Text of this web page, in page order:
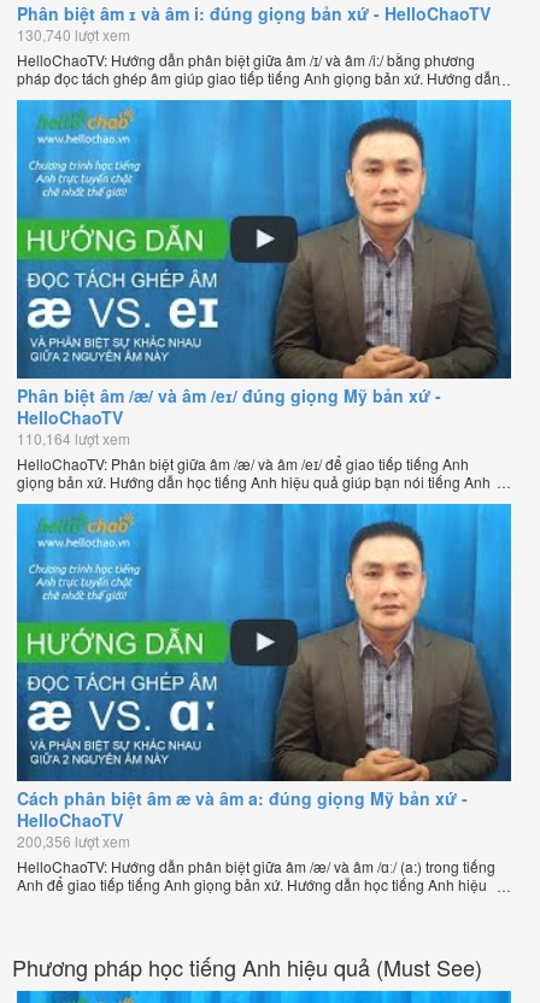
Phân biệt âm ɪ và âm i: đúng giọng bản xứ - HelloChaoTV
130,740 lượt xem
HelloChaoTV: Hướng dẫn phân biệt giữa âm /ɪ/ và âm /i:/ bằng phương
pháp đọc tách ghép âm giúp giao tiếp tiếng Anh giọng bản xứ. Hướng dẫn
học tiếng Anh hiệu quả giúp bạn nói tiếng Anh tự nhiên như người bản xứ
của thầy Phạm Việt Thắng, đồng sáng lập HelloChao.vn - Chương trình
dạy tiếng Anh trực tuyến chặt chẽ nhất thế giới.
Phân biệt âm /æ/ và âm /eɪ/ đúng giọng Mỹ bản xứ -
HelloChaoTV
110,164 lượt xem
HelloChaoTV: Phân biệt giữa âm /æ/ và âm /eɪ/ để giao tiếp tiếng Anh
giọng bản xứ. Hướng dẫn học tiếng Anh hiệu quả giúp bạn nói tiếng Anh
tự nhiên như người bản xứ của thầy Phạm Việt Thắng, đồng sáng lập
HelloChao.vn - Chương trình dạy tiếng Anh trực tuyến chặt chẽ nhất thế
giới.
Cách phân biệt âm æ và âm a: đúng giọng Mỹ bản xứ -
HelloChaoTV
200,356 lượt xem
HelloChaoTV: Hướng dẫn phân biệt giữa âm /æ/ và âm /ɑː/ (a:) trong tiếng
Anh để giao tiếp tiếng Anh giọng bản xứ. Hướng dẫn học tiếng Anh hiệu
Phương pháp học tiếng Anh hiệu quả (Must See)